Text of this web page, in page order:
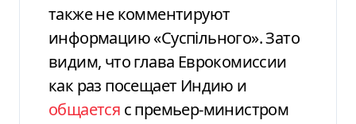
также не комментируют
информацию «Суспільного». Зато
видим, что глава Еврокомиссии
как раз посещает Индию и
общается с премьер-министром